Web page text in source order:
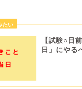
【試験○日
日」にやる